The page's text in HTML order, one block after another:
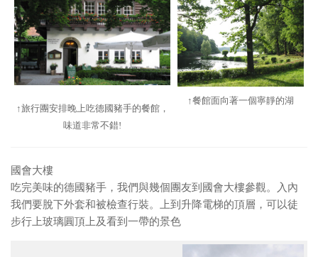
↑旅行團安排晚上吃德國豬手的餐館，
味道非常不錯!
↑餐館面向著一個寧靜的湖
國會大樓
吃完美味的德國豬手，我們與幾個團友到國會大樓參觀。入內
我們要脫下外套和被檢查行裝。上到升降電梯的頂層，可以徒
步行上玻璃圓頂上及看到一帶的景色